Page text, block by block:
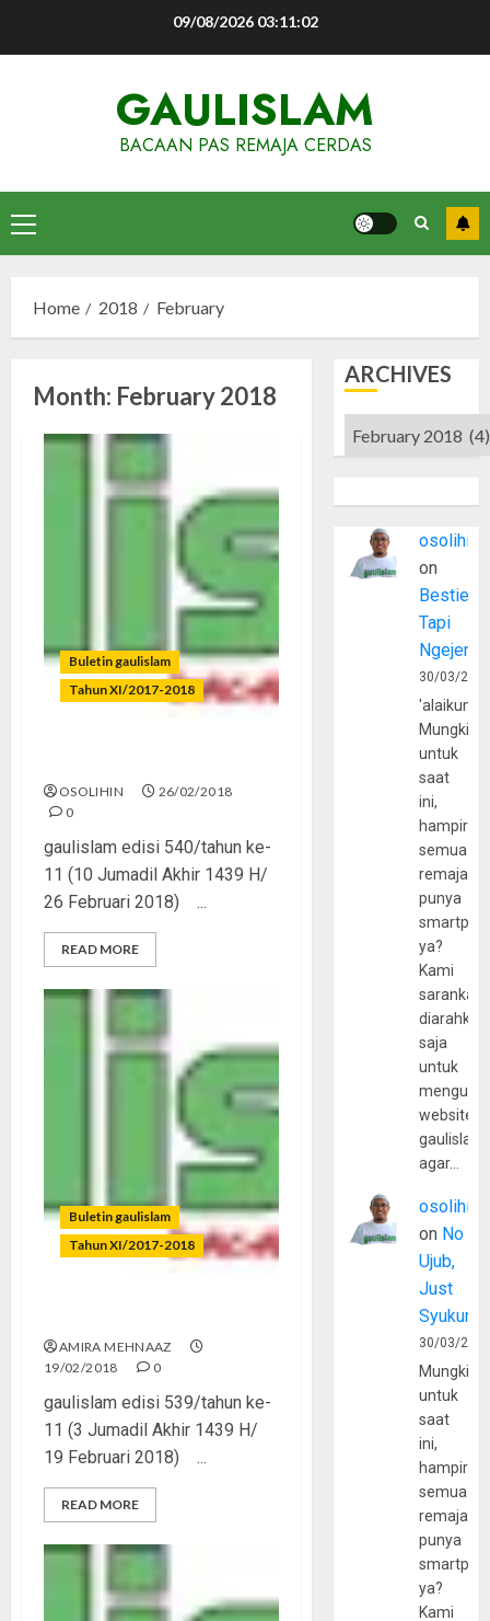
09/08/2026 03:11:02
GAULISLAM
BACAAN PAS REMAJA CERDAS
Primary
Menu
Home 2018 February
Month: February 2018
Buletin gaulislam
Tahun XI/2017-2018
OSOLIHIN
26/02/2018
0
gaulislam edisi 540/tahun ke-
11 (10 Jumadil Akhir 1439 H/
26 Februari 2018) ...
READ MORE
Buletin gaulislam
Tahun XI/2017-2018
AMIRA MEHNAAZ
19/02/2018
0
gaulislam edisi 539/tahun ke-
11 (3 Jumadil Akhir 1439 H/
19 Februari 2018) ...
READ MORE
ARCHIVES
Archives
osolihin
on
Bestie
Tapi
30/03/
Mungkin
untuk
saat
ini,
hampir
semua
remaja
punya
ya?
Kami
sarankan,
diarahkan
saja
untuk
website
agar…
osolihin
on No
Ujub,
Just
Syukur
30/03/
Mungkin
untuk
saat
ini,
hampir
semua
remaja
punya
ya?
Kami